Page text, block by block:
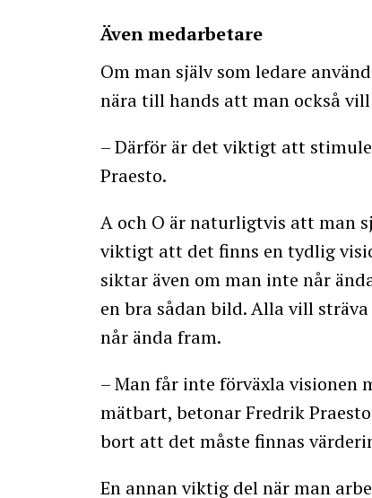
Även medarbetare
Om man själv som ledare
nära till hands att man också
– Därför är det viktigt att
Praesto.
A och O är naturligtvis att man
viktigt att det finns en tydlig
siktar även om man inte når
en bra sådan bild. Alla vill
når ända fram.
– Man får inte förväxla visionen
mätbart, betonar Fredrik
bort att det måste finnas
En annan viktig del när man